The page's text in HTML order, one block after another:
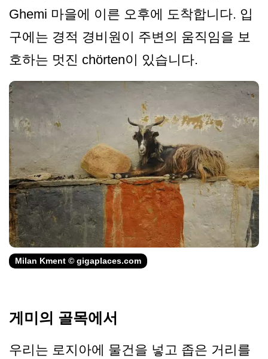
Ghemi 마을에 이른 오후에 도착합니다. 입
구에는 경적 경비원이 주변의 움직임을 보
호하는 멋진 chörten이 있습니다.
Milan Kment © gigaplaces.com
게미의 골목에서
우리는 로지아에 물건을 넣고 좁은 거리를